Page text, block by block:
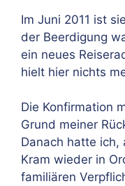
Im Juni 2011 ist
der Beerdigung
ein neues
hielt hier nichts
Die Konfirmation
Grund meiner
Danach hatte ich,
Kram wieder in
familiären